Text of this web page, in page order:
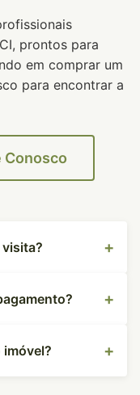
prontos para
em comprar um
para encontrar a
Conosco